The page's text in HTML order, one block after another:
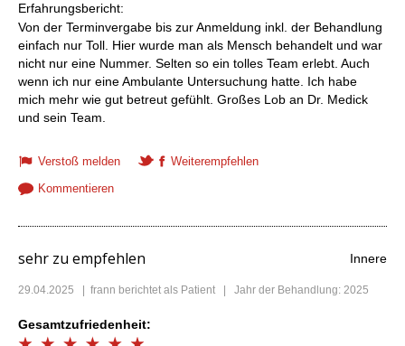
Erfahrungsbericht:
Von der Terminvergabe bis zur Anmeldung inkl. der Behandlung
einfach nur Toll. Hier wurde man als Mensch behandelt und war
nicht nur eine Nummer. Selten so ein tolles Team erlebt. Auch
wenn ich nur eine Ambulante Untersuchung hatte. Ich habe
mich mehr wie gut betreut gefühlt. Großes Lob an Dr. Medick
und sein Team.
Verstoß melden
Weiterempfehlen
Kommentieren
sehr zu empfehlen Innere
29.04.2025 frann berichtet als Patient | Jahr der Behandlung: 2025
Gesamtzufriedenheit: